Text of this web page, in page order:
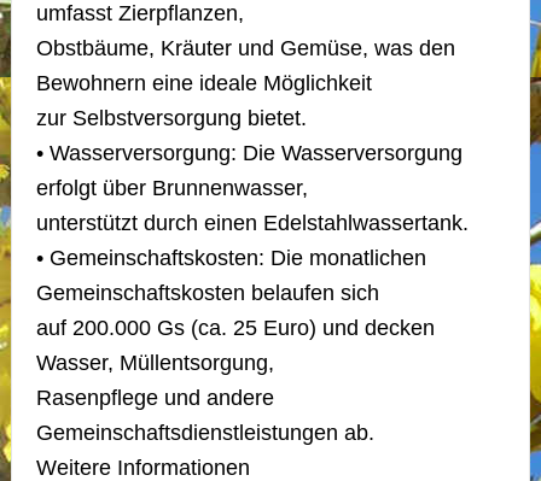
umfasst Zierpflanzen,
Obstbäume, Kräuter und Gemüse, was den
Bewohnern eine ideale Möglichkeit
zur Selbstversorgung bietet.
• Wasserversorgung: Die Wasserversorgung
erfolgt über Brunnenwasser,
unterstützt durch einen Edelstahlwassertank.
• Gemeinschaftskosten: Die monatlichen
Gemeinschaftskosten belaufen sich
auf 200.000 Gs (ca. 25 Euro) und decken
Wasser, Müllentsorgung,
Rasenpflege und andere
Gemeinschaftsdienstleistungen ab.
Weitere Informationen